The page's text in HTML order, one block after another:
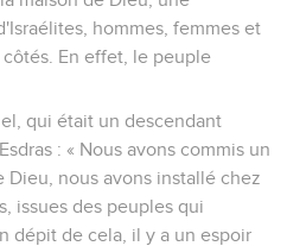
hommes, femmes et
côtés. En effet, le peuple
qui était un descendant
: « Nous avons commis un
Dieu, nous avons installé chez
issues des peuples qui
dépit de cela, il y a un espoir